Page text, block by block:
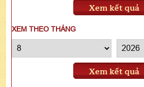
Xem kết quả
XEM THEO THÁNG
Xem kết quả